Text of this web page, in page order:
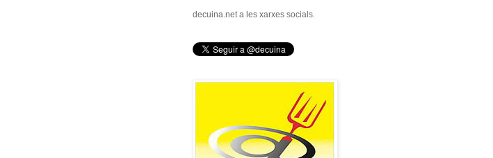
decuina.net a les xarxes socials.